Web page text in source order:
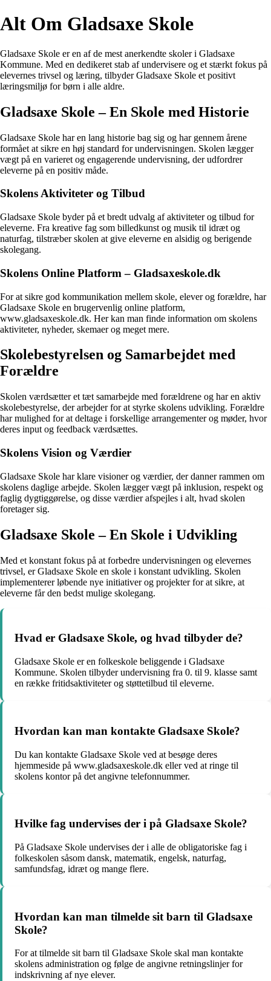
Alt Om Gladsaxe Skole
Gladsaxe Skole er en af de mest anerkendte skoler i Gladsaxe
Kommune. Med en dedikeret stab af undervisere og et stærkt fokus på
elevernes trivsel og læring, tilbyder Gladsaxe Skole et positivt
læringsmiljø for børn i alle aldre.
Gladsaxe Skole – En Skole med Historie
Gladsaxe Skole har en lang historie bag sig og har gennem årene
formået at sikre en høj standard for undervisningen. Skolen lægger
vægt på en varieret og engagerende undervisning, der udfordrer
eleverne på en positiv måde.
Skolens Aktiviteter og Tilbud
Gladsaxe Skole byder på et bredt udvalg af aktiviteter og tilbud for
eleverne. Fra kreative fag som billedkunst og musik til idræt og
naturfag, tilstræber skolen at give eleverne en alsidig og berigende
skolegang.
Skolens Online Platform – Gladsaxeskole.dk
For at sikre god kommunikation mellem skole, elever og forældre, har
Gladsaxe Skole en brugervenlig online platform,
www.gladsaxeskole.dk. Her kan man finde information om skolens
aktiviteter, nyheder, skemaer og meget mere.
Skolebestyrelsen og Samarbejdet med
Forældre
Skolen værdsætter et tæt samarbejde med forældrene og har en aktiv
skolebestyrelse, der arbejder for at styrke skolens udvikling. Forældre
har mulighed for at deltage i forskellige arrangementer og møder, hvor
deres input og feedback værdsættes.
Skolens Vision og Værdier
Gladsaxe Skole har klare visioner og værdier, der danner rammen om
skolens daglige arbejde. Skolen lægger vægt på inklusion, respekt og
faglig dygtiggørelse, og disse værdier afspejles i alt, hvad skolen
foretager sig.
Gladsaxe Skole – En Skole i Udvikling
Med et konstant fokus på at forbedre undervisningen og elevernes
trivsel, er Gladsaxe Skole en skole i konstant udvikling. Skolen
implementerer løbende nye initiativer og projekter for at sikre, at
eleverne får den bedst mulige skolegang.
Hvad er Gladsaxe Skole, og hvad tilbyder de?
Gladsaxe Skole er en folkeskole beliggende i Gladsaxe
Kommune. Skolen tilbyder undervisning fra 0. til 9. klasse samt
en række fritidsaktiviteter og støttetilbud til eleverne.
Hvordan kan man kontakte Gladsaxe Skole?
Du kan kontakte Gladsaxe Skole ved at besøge deres
hjemmeside på www.gladsaxeskole.dk eller ved at ringe til
skolens kontor på det angivne telefonnummer.
Hvilke fag undervises der i på Gladsaxe Skole?
På Gladsaxe Skole undervises der i alle de obligatoriske fag i
folkeskolen såsom dansk, matematik, engelsk, naturfag,
samfundsfag, idræt og mange flere.
Hvordan kan man tilmelde sit barn til Gladsaxe
Skole?
For at tilmelde sit barn til Gladsaxe Skole skal man kontakte
skolens administration og følge de angivne retningslinjer for
indskrivning af nye elever.